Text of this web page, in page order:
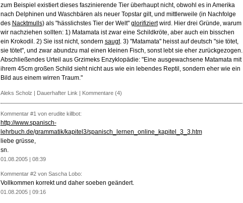
zum Beispiel existiert dieses faszinierende Tier überhaupt nicht, obwohl es in Amerika
nach Delphinen und Waschbären als neuer Topstar gilt, und mittlerweile (in Nachfolge
des Nacktmulls) als "hässlichstes Tier der Welt" glorifiziertwird. Hier drei Gründe, warum
wir nachziehen sollten: 1) Matamata ist zwar eine Schildkröte, aber auch ein bisschen
ein Krokodil. 2) Sie isst nicht, sondern saugt. 3) "Matamata" heisst auf deutsch "sie tötet,
sie tötet", und zwar abundzu mal einen kleinen Fisch, sonst lebt sie eher zurückgezogen.
Abschließendes Urteil aus Grzimeks Enzyklopädie: "Eine ausgewachsene Matamata mit
ihrem 45cm großen Schild sieht nicht aus wie ein lebendes Reptil, sondern eher wie ein
Bild aus einem wirren Traum."
Aleks Scholz | Dauerhafter Link | Kommentare (4)
Kommentar #1 von erudite killbot:
http://www.spanisch-
lehrbuch.de/grammatik/kapitel3/spanisch_lernen_online_kapitel_3_3.htm
liebe grüsse,
sn.
01.08.2005 | 08:39
Kommentar #2von Sascha Lobo:
Vollkommen korrekt und daher soeben geändert.
01.08.2005 | 09:16